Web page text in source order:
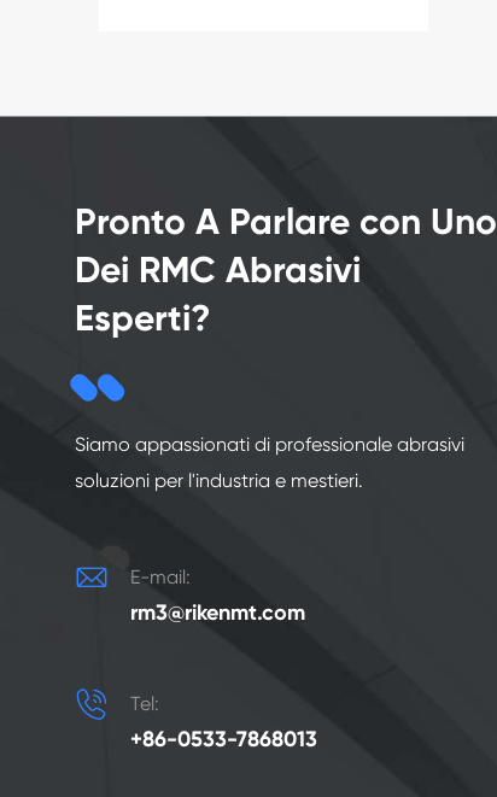
Pronto A Parlare con Uno
Dei RMC Abrasivi
Esperti?
Siamo appassionati di professionale abrasivi
soluzioni per l'industria e mestieri.
 E-mail:
rm3@rikenmt.com
 Tel:
+86-0533-7868013